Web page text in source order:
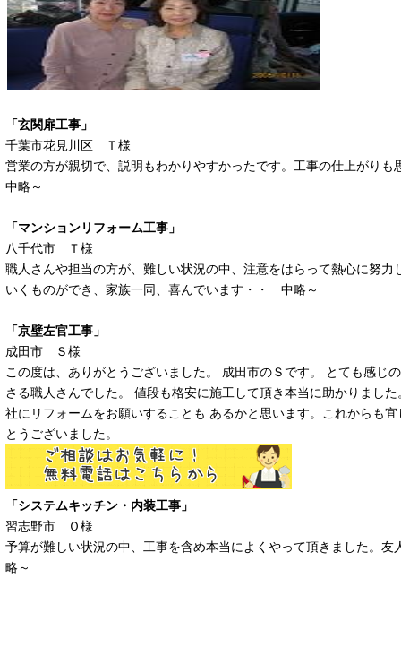
「玄関扉工事」
千葉市花見川区 Ｔ様
営業の方が親切で、説明もわかりやすかったです。工事の仕上がり
中略～
「マンションリフォーム工事」
八千代市 Ｔ様
職人さんや担当の方が、難しい状況の中、注意をはらって熱心に努力
いくものができ、家族一同、喜んでいます・・ 中略～
「京壁左官工事」
成田市 Ｓ様
この度は、ありがとうございました。 成田市のＳです。 とても感じ
さる職人さんでした。 値段も格安に施工して頂き本当に助かりまし
社にリフォームをお願いすることも あるかと思います。これからも
とうございました。
「システムキッチン・内装工事」
習志野市 Ｏ様
予算が難しい状況の中、工事を含め本当によくやって頂きました。
略～